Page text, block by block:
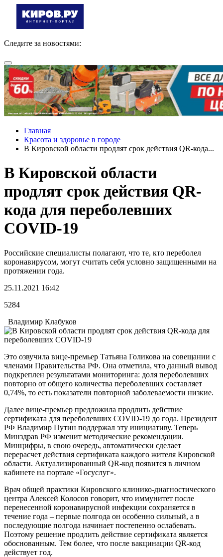
Следите за новостями:
Главная
Красота и здоровье в городе
В Кировской области продлят срок действия QR-кода...
В Кировской области
продлят срок действия QR-
кода для переболевших
COVID-19
Российские специалисты полагают, что те, кто переболел
коронавирусом, могут считать себя условно защищенными на
протяжении года.
25.11.2021 16:42
5284
Владимир Клабуков
Это озвучила вице-премьер Татьяна Голикова на совещании с
членами Правительства РФ. Она отметила, что данный вывод
подкреплен результатами мониторинга: доля переболевших
повторно от общего количества переболевших составляет
0,74%, то есть показатели повторной заболеваемости низкие.
Далее вице-премьер предложила продлить действие
сертификата для переболевших COVID-19 до года. Президент
РФ Владимир Путин поддержал эту инициативу. Теперь
Минздрав РФ изменит методические рекомендации.
Минцифры, в свою очередь, автоматически сделает
перерасчет действия сертификата каждого жителя Кировской
области. Актуализированный QR-код появится в личном
кабинете на портале «Госуслуг».
Врач общей практики Кировского клинико-диагностического
центра Алексей Колосов говорит, что иммунитет после
перенесенной коронавирусной инфекции сохраняется в
течение года – первые полгода он особенно сильный, а в
последующие полгода начинает постепенно ослабевать.
Поэтому решение продлить действие сертификата является
обоснованным. Тем более, что после вакцинации QR-код
действует год.